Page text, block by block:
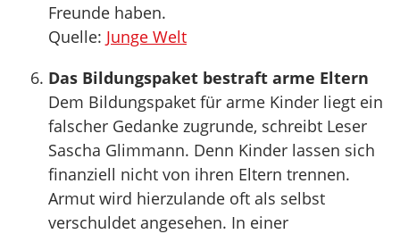
Freunde haben.
Quelle: Junge Welt
Das Bildungspaket bestraft arme Eltern
Dem Bildungspaket für arme Kinder liegt ein
falscher Gedanke zugrunde, schreibt Leser
Sascha Glimmann. Denn Kinder lassen sich
finanziell nicht von ihren Eltern trennen.
Armut wird hierzulande oft als selbst
verschuldet angesehen. In einer